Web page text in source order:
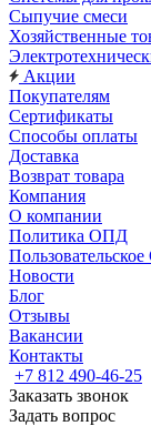
Сыпучие смеси
Хозяйственные
Акции
Покупателям
Сертификаты
Способы оплаты
Доставка
Возврат товара
Компания
О компании
Политика ОПД
Новости
Блог
Отзывы
Вакансии
Контакты
+7 812 490-46-25
Заказать звонок
Задать вопрос